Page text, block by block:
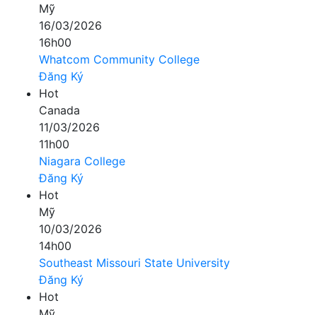
Mỹ
16/03/2026
16h00
Whatcom Community College
Đăng Ký
Hot
Canada
11/03/2026
11h00
Niagara College
Đăng Ký
Hot
Mỹ
10/03/2026
14h00
Southeast Missouri State University
Đăng Ký
Hot